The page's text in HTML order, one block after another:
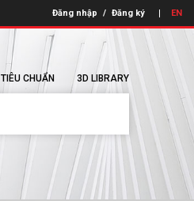
Đăng nhập / Đăng ký EN
TIÊU CHUẨN 3D LIBRARY